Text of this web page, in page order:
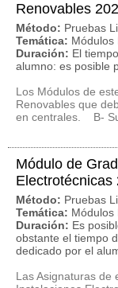
Renovables
Método: Pruebas
Temática: Módulos
Duración: El
alumno: es posible
Los Módulos de
Renovables que
en centrales. B-
Módulo de
Electrotécnicas
Método: Pruebas
Temática: Módulos
Duración: Es
obstante el tiempo
dedicado por el
Las Asignaturas de